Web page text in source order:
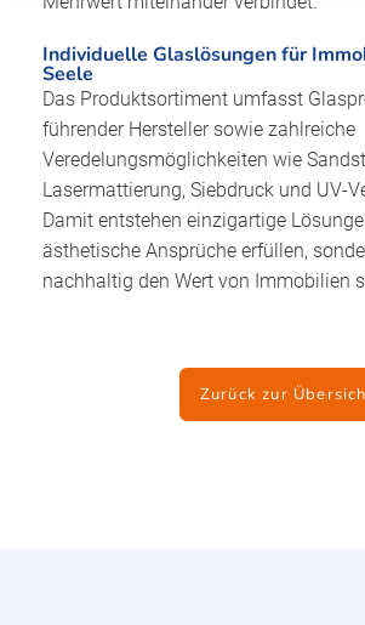
Individuelle Glaslösungen für
Seele
Das Produktsortiment umfasst
führender Hersteller sowie zahlreiche
Veredelungsmöglichkeiten wie
Lasermattierung, Siebdruck und UV-
Damit entstehen einzigartige
ästhetische Ansprüche erfüllen,
nachhaltig den Wert von Immobilien
Zurück zur